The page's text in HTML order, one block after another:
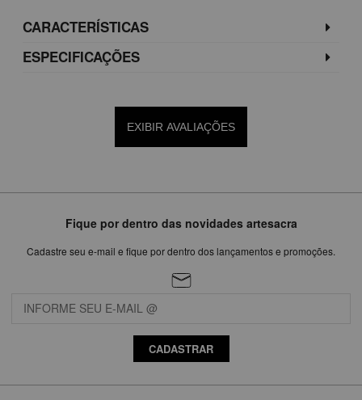
CARACTERÍSTICAS
ESPECIFICAÇÕES
EXIBIR AVALIAÇÕES
Fique por dentro das novidades artesacra
Cadastre seu e-mail e fique por dentro dos lançamentos e promoções.
CADASTRAR